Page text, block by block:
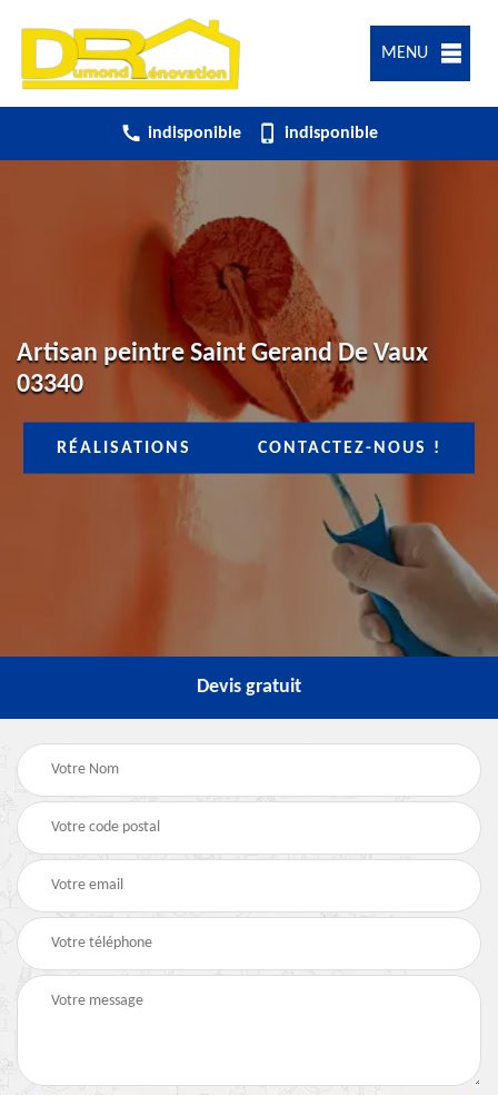
MENU
indisponible indisponible
Artisan peintre Saint Gerand De Vaux
03340
RÉALISATIONS CONTACTEZ-NOUS !
Devis gratuit